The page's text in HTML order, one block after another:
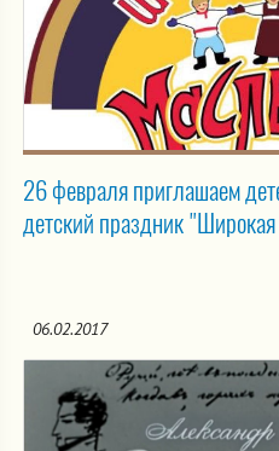
26 февраля приглашаем
детский праздник
06.02.2017